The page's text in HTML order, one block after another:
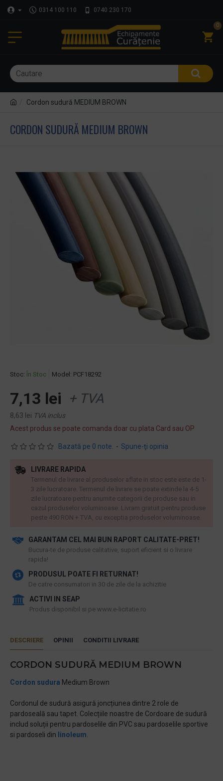
0314 100 110 0740 230 170
0
Cordon sudură MEDIUM BROWN
CORDON SUDURĂ MEDIUM BROWN
Stoc: În Stoc Model: PCF18292
Bazată pe 0 note. - Spune-ţi opinia
7,13 lei + TVA
8,63 lei TVA inclus
Acest produs se poate comanda doar cu plata Card sau OP
GARANTAM CEL MAI BUN RAPORT CALITATE-PRET!
​Bucura-te de produse calitative, suport eficient si o livrare
rapida!
PRODUSUL POATE FI RETURNAT!
De catre consumatori in 30 de zile de la achizitie
ACTIVI IN SEAP
Produs disponibil si pe www.e-licitatie.ro
LIVRARE RAPIDA
Termenul de livrare al produselor aflate in stoc este este de 1-
3 zile lucratoare. Termenul de livrare se poate extinde la 4-5
zile lucratoare pentru anumite categorii de produse sau in
cazul produselor voluminoase. Livram gratuit pentru produse
peste 490 RON + TVA, cu exceptia produselor voluminoase.
DESCRIERE OPINII CONDITII LIVRARE
CORDON SUDURĂ MEDIUM BROWN
Cordon sudura Medium Brown
Cordonul de sudură asigură joncțiunea dintre 2 role de
pardoseală sau tapet. Colecțiile noastre de Cordoare de sudură
includ soluții pentru pardoselile din PVC sau pardoselile sportive
si pardoseli din linoleum